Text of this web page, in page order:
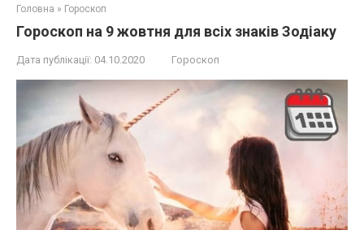
Головна » Гороскоп
Гороскоп на 9 жовтня для всіх знаків Зодіаку
Дата публікації: 04.10.2020 Гороскоп